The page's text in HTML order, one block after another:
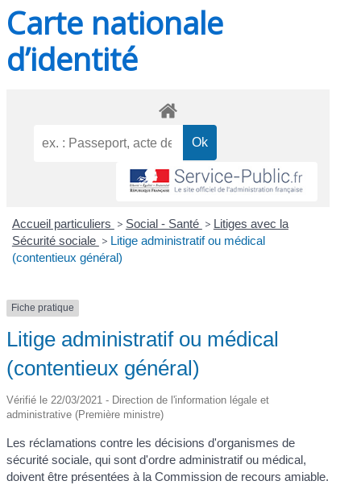
Carte nationale
d’identité
Accueil particuliers > Social - Santé > Litiges avec la
Sécurité sociale > Litige administratif ou médical
(contentieux général)
Fiche pratique
Litige administratif ou médical
(contentieux général)
Vérifié le 22/03/2021 - Direction de l'information légale et
administrative (Première ministre)
Les réclamations contre les décisions d'organismes de
sécurité sociale, qui sont d'ordre administratif ou médical,
doivent être présentées à la Commission de recours amiable.